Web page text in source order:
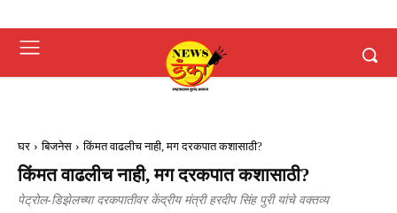
घर बिजनेस किंमत वाढलीच नाही, मग दरकपात कशासाठी?
किंमत वाढलीच नाही, मग दरकपात कशासाठी?
पेट्रोल-डिझेलच्या दरकपातीवर केंद्रीय मंत्री हरदीप सिंह पुरी यांचे वक्तव्य